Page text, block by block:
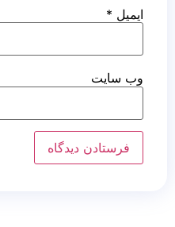
ایمیل *
وب‌ سایت